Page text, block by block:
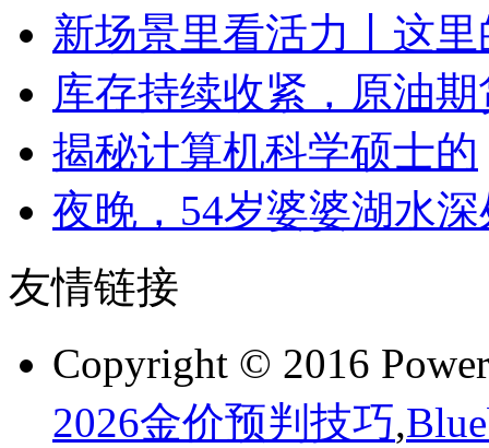
新场景里看活力丨这
库存持续收紧，原油
揭秘计算机科学硕士的
夜晚，54岁婆婆湖水
友情链接
Copyright © 2016
2026金价预判技巧,